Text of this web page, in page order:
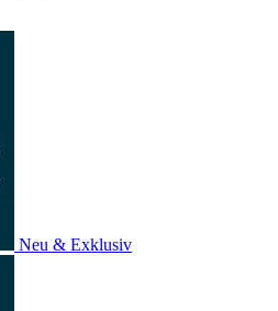
Neu & Exklusiv